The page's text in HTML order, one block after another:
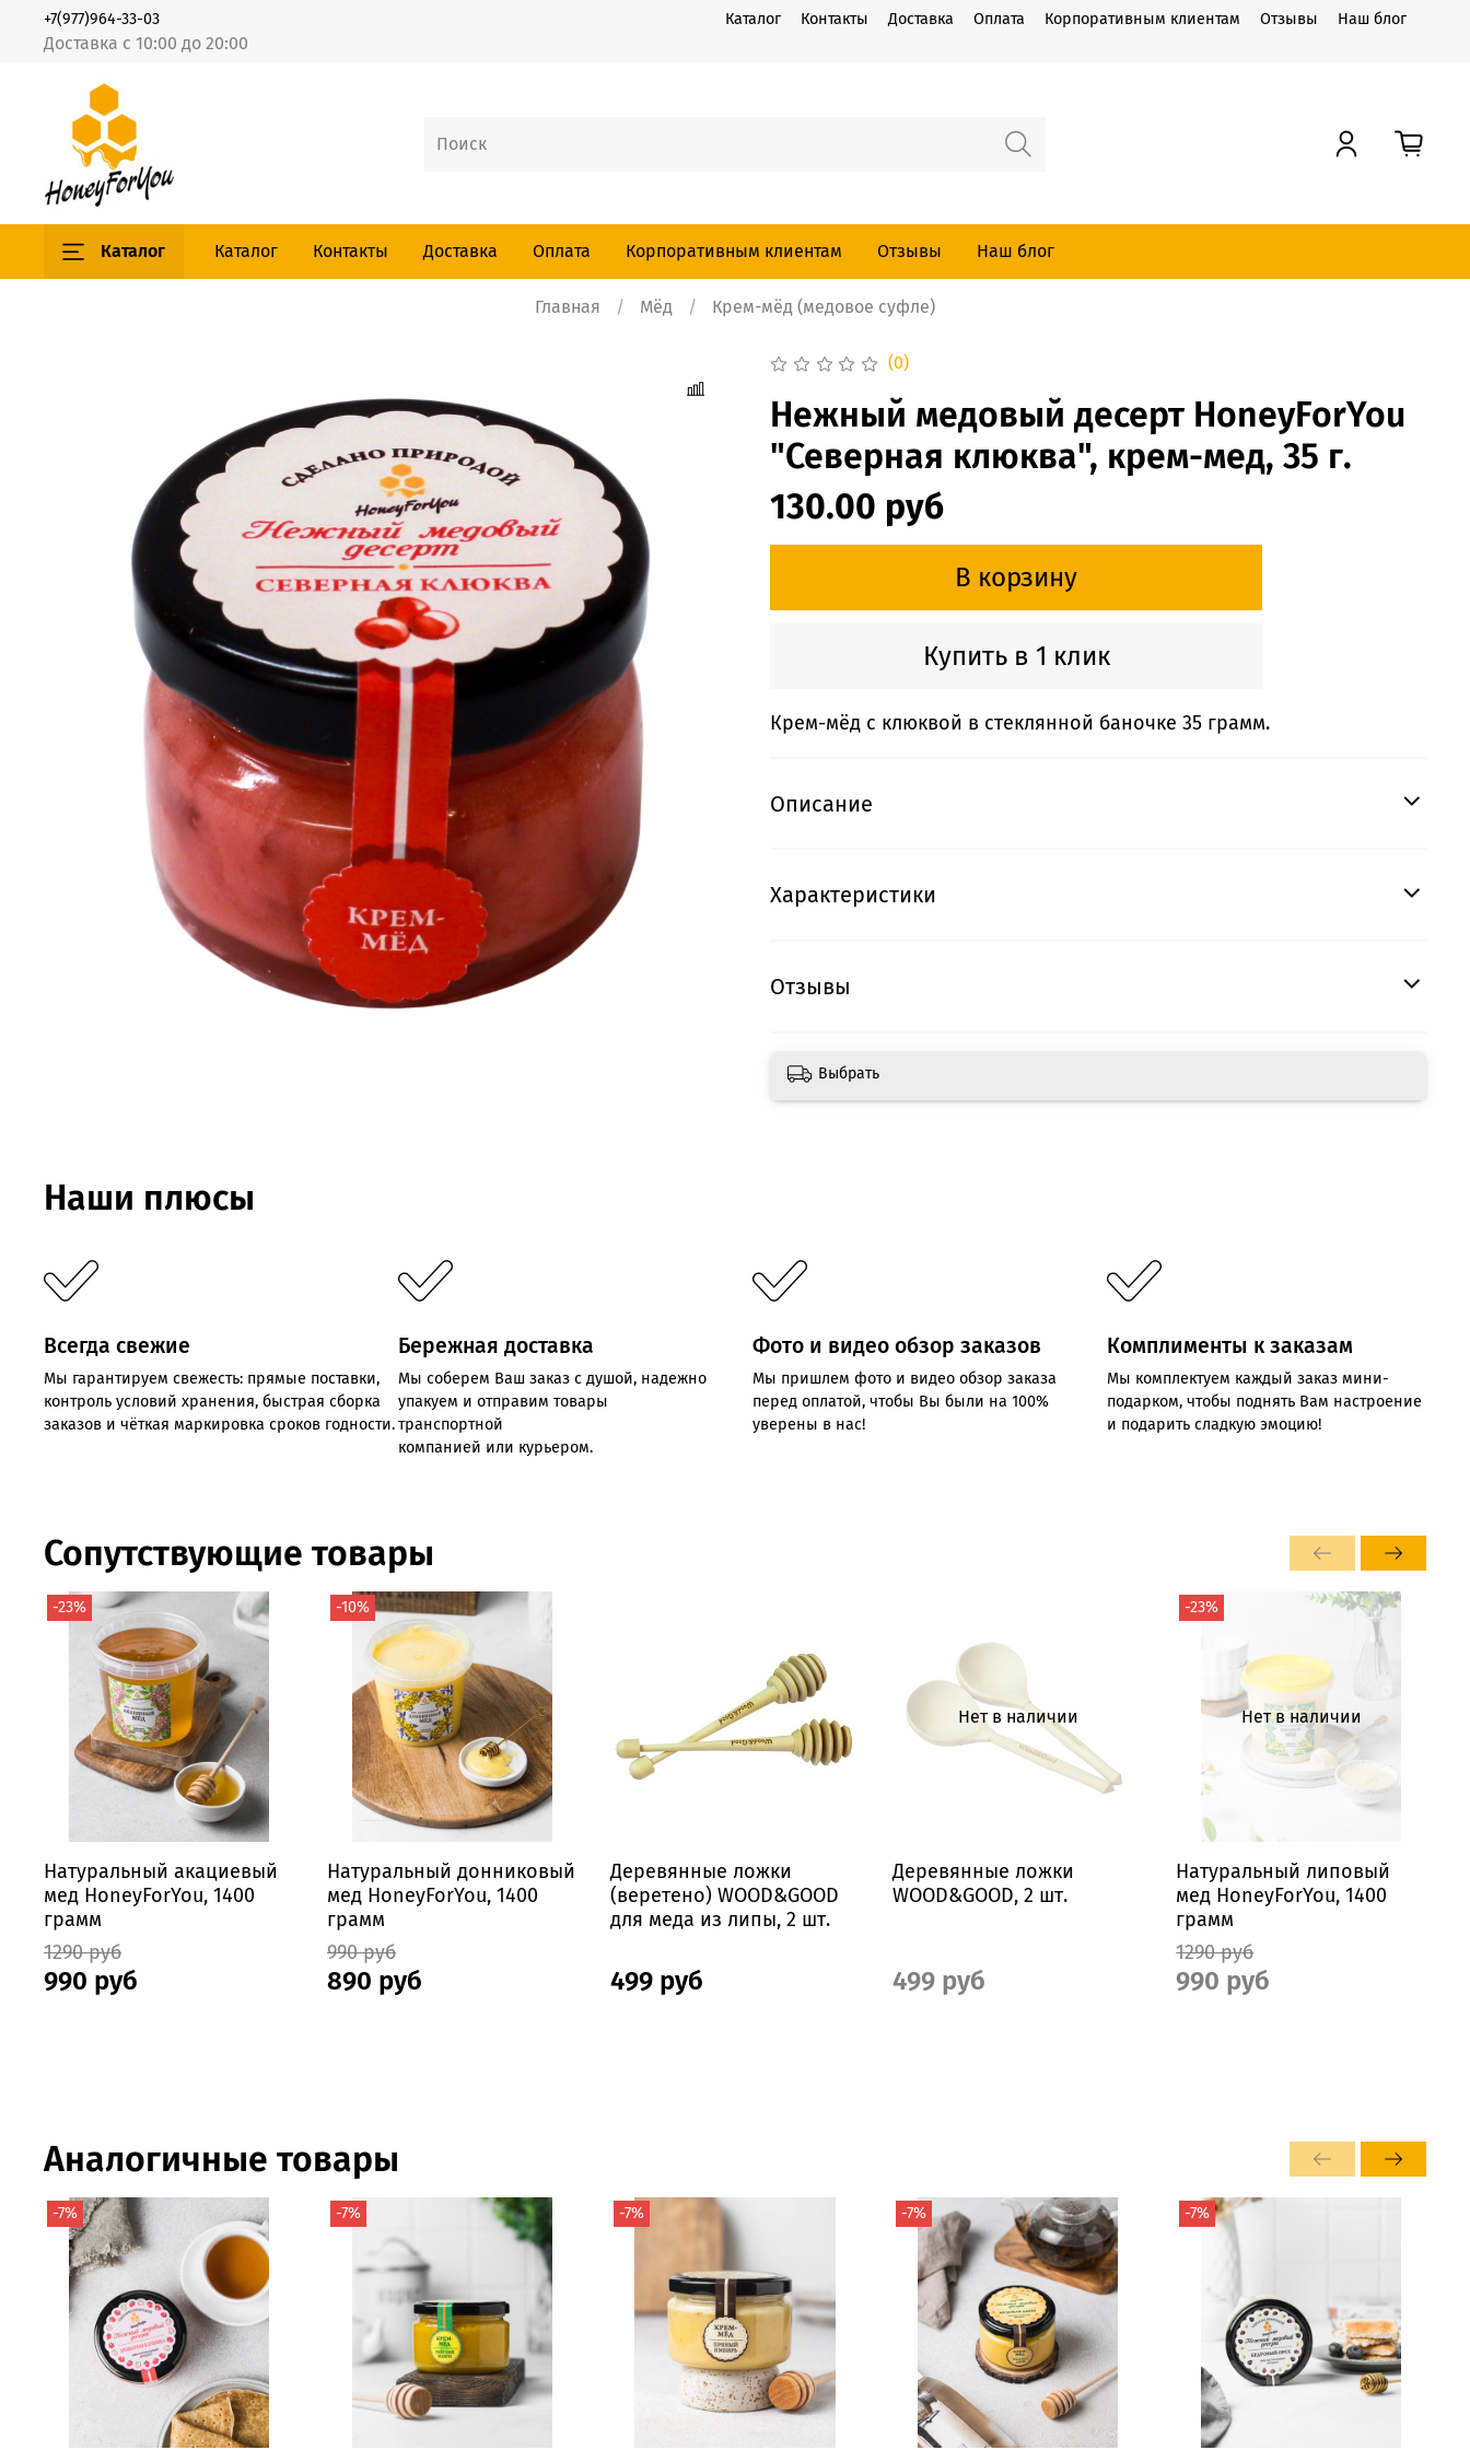
Каталог Контакты Доставка Оплата Корпоративным клиентам Отзывы Наш блог
Доставка с 10:00 до 20:00
+7(977)964-33-03
Каталог Каталог Контакты Доставка Оплата Корпоративным клиентам Отзывы Наш блог
Главная Мёд Крем-мёд (медовое суфле)
(0)
Нежный медовый десерт HoneyForYou
"Северная клюква", крем-мед, 35 г.
130.00 руб
В корзину
Купить в 1 клик
Крем-мёд с клюквой в стеклянной баночке 35 грамм.
Описание
Характеристики
Отзывы
Выбрать
Наши плюсы
Всегда свежие
Мы гарантируем свежесть: прямые поставки,
контроль условий хранения, быстрая сборка
заказов и чёткая маркировка сроков годности.
Бережная доставка
Мы соберем Ваш заказ с душой, надежно
упакуем и отправим товары
транспортной
компанией или курьером.
Фото и видео обзор заказов
Мы пришлем фото и видео обзор заказа
перед оплатой, чтобы Вы были на 100%
уверены в нас!
Комплименты к заказам
Мы комплектуем каждый заказ мини-
подарком, чтобы поднять Вам настроение
и подарить сладкую эмоцию!
Сопутствующие товары
-23%
Натуральный акациевый
мед HoneyForYou, 1400
грамм
1290 руб
990 руб
-10%
Натуральный донниковый
мед HoneyForYou, 1400
грамм
990 руб
890 руб
Деревянные ложки
(веретено) WOOD&GOOD
для меда из липы, 2 шт.
499 руб
Нет в наличии
Деревянные ложки
WOOD&GOOD, 2 шт.
499 руб
Нет в наличии
-23%
Натуральный липовый
мед HoneyForYou, 1400
грамм
1290 руб
990 руб
Аналогичные товары
-7% -7% -7% -7% -7%